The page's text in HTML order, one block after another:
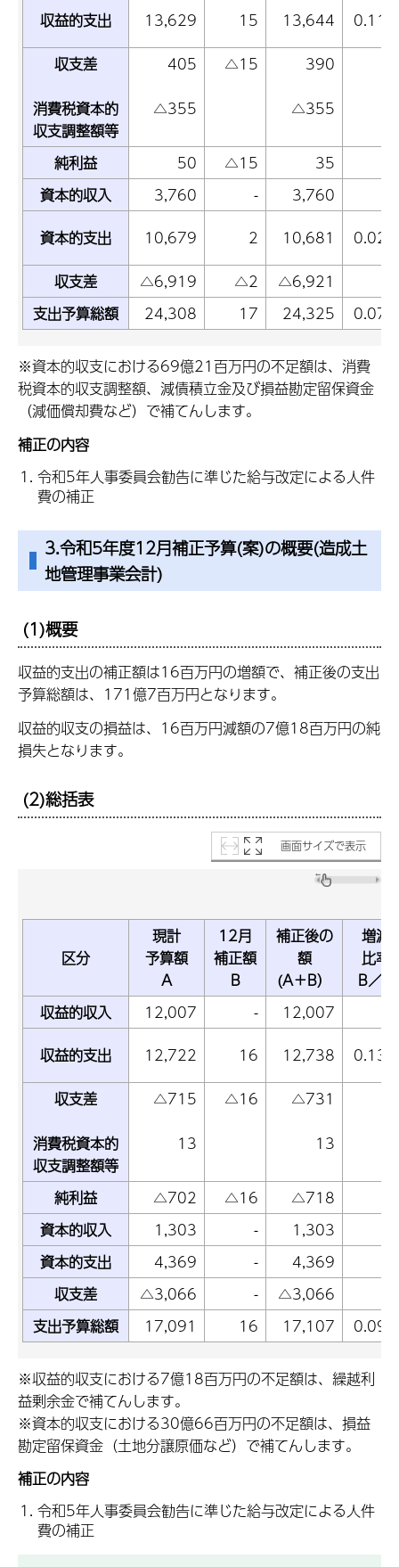
収益的支出 13,629 15 13,644
0.11
収支差
消費税資本的
収支調整額等
405
△355
△15
390
△355
純利益 50 △15 35
資本的収入
3,760 - 3,760
資本的支出
10,679 2 10,681
0.02
収支差
△6,919 △2 △6,921
支出予算総額
24,308 17 24,325 0.07
※資本的収支における69億21百万円の不足額は、消費
税資本的収支調整額、減債積立金及び損益勘定留保資金
（減価償却費など）で補てんします。
補正の内容
令和5年人事委員会勧告に準じた給与改定による人件
費の補正
3.令和5年度12月補正予算(案)の概要(造成土
地管理事業会計)
(1)概要
収益的支出の補正額は16百万円の増額で、補正後の支出
予算総額は、171億7百万円となります。
収益的収支の損益は、16百万円減額の7億18百万円の純
損失となります。
(2)総括表
画面サイズで表示
区分
現計
予算額
A
12月
補正額
B
補正後の
額
(A＋B）
増減
比率
B／A
収益的収入
12,007 - 12,007
収益的支出
12,722 16 12,738
0.13
収支差
消費税資本的
収支調整額等
△715
13
△16
△731
13
純利益 △702 △16 △718
資本的収入
1,303 - 1,303
資本的支出
4,369 - 4,369
収支差
△3,066 - △3,066
支出予算総額
17,091 16 17,107 0.09
※収益的収支における7億18百万円の不足額は、繰越利
益剰余金で補てんします。
※資本的収支における30億66百万円の不足額は、損益
勘定留保資金（土地分譲原価など）で補てんします。
補正の内容
令和5年人事委員会勧告に準じた給与改定による人件
費の補正